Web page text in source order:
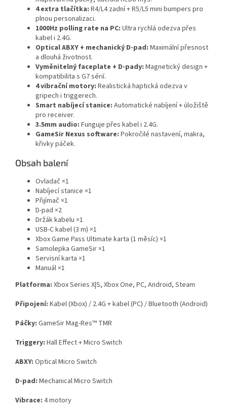
4 extra tlačítka: R4/L4 zadní + R5/L5 mini bumpers pro
plnou personalizaci.
1000Hz polling rate na PC: Ultra rychlá odezva přes
kabel i 2.4G.
Optical ABXY + mechanický D-pad: Maximální přesnost
a dlouhá životnost.
Vyměnitelný faceplate + D-pady: Magnetický design +
kompatibilita s G7 sérií.
4 vibrační motory: Realistická haptická odezva v
gripech i triggerech.
Smart nabíjecí stanice: Automatické nabíjení + úložiště
pro receiver.
3.5mm audio: Funguje přes kabel i 2.4G.
GameSir Nexus software: Pokročilé nastavení, makra,
křivky páček.
Obsah balení
Ovladač ×1
Nabíjecí stanice ×1
Přijímač ×1
D-pad ×2
Držák kabelu ×1
USB-C kabel (3 m) ×1
Xbox Game Pass Ultimate karta (1 měsíc) ×1
Samolepka GameSir ×1
Servisní karta ×1
Manuál ×1
Platforma: Xbox Series X|S, Xbox One, PC, Android, Steam
Připojení: Kabel (Xbox) / 2.4G + kabel (PC) / Bluetooth (Android)
Páčky: GameSir Mag-Res™ TMR
Triggery: Hall Effect + Micro Switch
ABXY: Optical Micro Switch
D-pad: Mechanical Micro Switch
Vibrace: 4 motory